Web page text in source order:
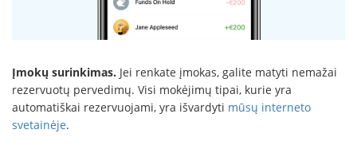
Įmokų surinkimas. Jei renkate įmokas, galite matyti nemažai
rezervuotų pervedimų. Visi mokėjimų tipai, kurie yra
automatiškai rezervuojami, yra išvardyti mūsų interneto
svetainėje.